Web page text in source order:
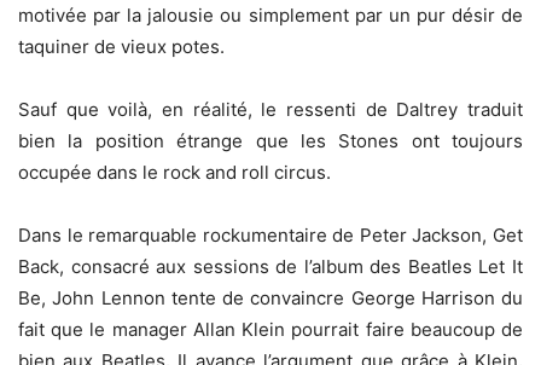
motivée par la jalousie ou simplement par un pur désir de
taquiner de vieux potes.
Sauf que voilà, en réalité, le ressenti de Daltrey traduit
bien la position étrange que les Stones ont toujours
occupée dans le rock and roll circus.
Dans le remarquable rockumentaire de Peter Jackson, Get
Back, consacré aux sessions de l’album des Beatles Let It
Be, John Lennon tente de convaincre George Harrison du
fait que le manager Allan Klein pourrait faire beaucoup de